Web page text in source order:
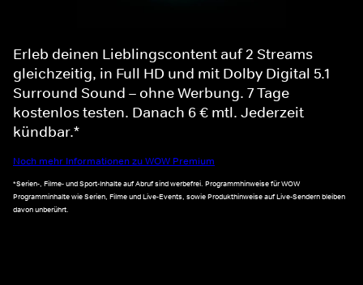
Erleb deinen Lieblingscontent auf 2 Streams
gleichzeitig, in Full HD und mit Dolby Digital 5.1
Surround Sound – ohne Werbung. 7 Tage
kostenlos testen. Danach 6 € mtl. Jederzeit
kündbar.*
Noch mehr Informationen zu WOW Premium
*Serien-, Filme- und Sport-Inhalte auf Abruf sind werbefrei. Programmhinweise für WOW
Programminhalte wie Serien, Filme und Live-Events, sowie Produkthinweise auf Live-Sendern bleiben
davon unberührt.